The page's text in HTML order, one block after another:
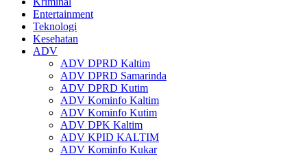
Entertainment
Teknologi
Kesehatan
ADV
ADV DPRD Kaltim
ADV DPRD Samarinda
ADV DPRD Kutim
ADV Kominfo Kaltim
ADV Kominfo Kutim
ADV DPK Kaltim
ADV KPID KALTIM
ADV Kominfo Kukar